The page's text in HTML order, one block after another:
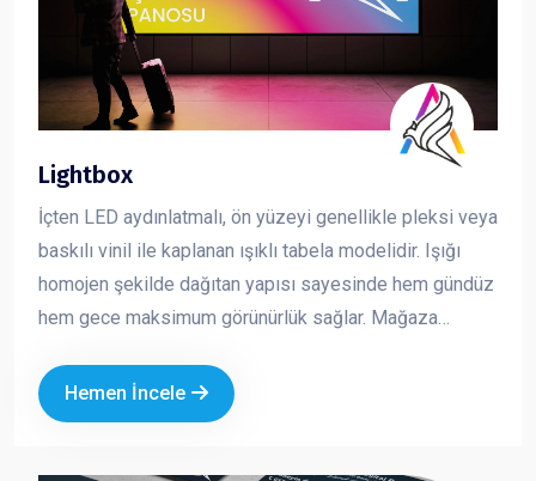
Lightbox
İçten LED aydınlatmalı, ön yüzeyi genellikle pleksi veya
baskılı vinil ile kaplanan ışıklı tabela modelidir. Işığı
homojen şekilde dağıtan yapısı sayesinde hem gündüz
hem gece maksimum görünürlük sağlar. Mağaza
tercih edilen tabela çözümlerinden biridir. Dikkat çekici,
net ve profesyonel bir sunum sağlar.
Hemen İncele